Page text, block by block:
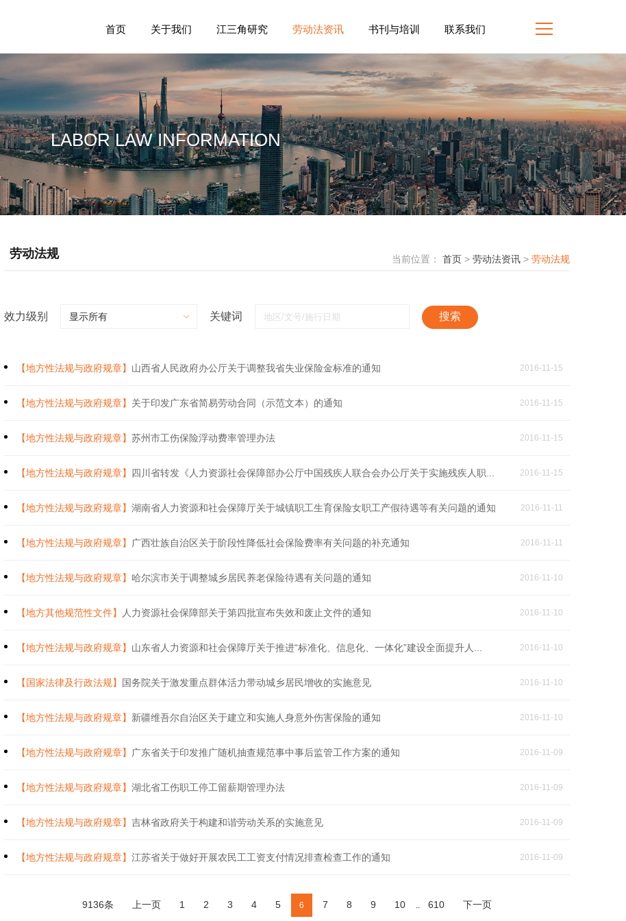
首页 关于我们 江三角研究 劳动法资讯 书刊与培训 联系我们
LABOR LAW INFORMATION
劳动法规 当前位置： 首页 > 劳动法资讯 > 劳动法规
效力级别 关键词 搜索
【地方性法规与政府规章】 山西省人民政府办公厅关于调整我省失业保险金标准的通知 2016-11-15
【地方性法规与政府规章】 关于印发广东省简易劳动合同（示范文本）的通知 2016-11-15
【地方性法规与政府规章】 苏州市工伤保险浮动费率管理办法 2016-11-15
【地方性法规与政府规章】 四川省转发《人力资源社会保障部办公厅中国残疾人联合会办公厅关于实施残疾人职... 2016-11-15
【地方性法规与政府规章】 湖南省人力资源和社会保障厅关于城镇职工生育保险女职工产假待遇等有关问题的通知 2016-11-11
【地方性法规与政府规章】 广西壮族自治区关于阶段性降低社会保险费率有关问题的补充通知 2016-11-11
【地方性法规与政府规章】 哈尔滨市关于调整城乡居民养老保险待遇有关问题的通知 2016-11-10
【地方其他规范性文件】 人力资源社会保障部关于第四批宣布失效和废止文件的通知 2016-11-10
【地方性法规与政府规章】 山东省人力资源和社会保障厅关于推进“标准化、信息化、一体化”建设全面提升人... 2016-11-10
【国家法律及行政法规】 国务院关于激发重点群体活力带动城乡居民增收的实施意见 2016-11-10
【地方性法规与政府规章】 新疆维吾尔自治区关于建立和实施人身意外伤害保险的通知 2016-11-10
【地方性法规与政府规章】 广东省关于印发推广随机抽查规范事中事后监管工作方案的通知 2016-11-09
【地方性法规与政府规章】 湖北省工伤职工停工留薪期管理办法 2016-11-09
【地方性法规与政府规章】 吉林省政府关于构建和谐劳动关系的实施意见 2016-11-09
【地方性法规与政府规章】 江苏省关于做好开展农民工工资支付情况排查检查工作的通知 2016-11-09
9136条 上一页 1 2 3 4 5 6 7 8 9 10 .. 610 下一页